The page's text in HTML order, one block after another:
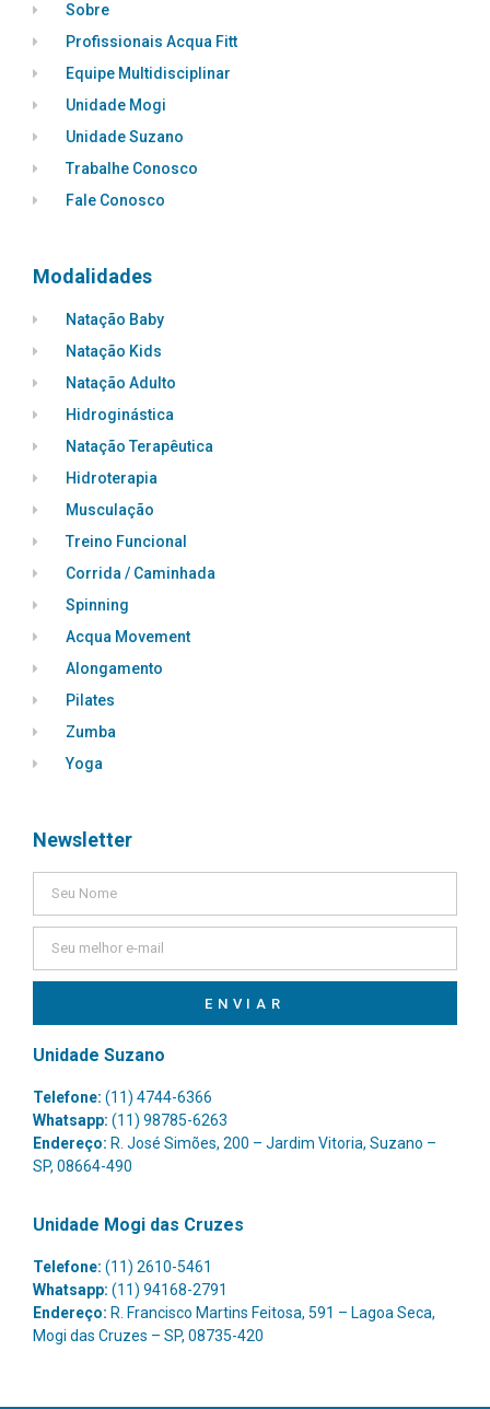
Sobre
Profissionais Acqua Fitt
Equipe Multidisciplinar
Unidade Mogi
Unidade Suzano
Trabalhe Conosco
Fale Conosco
Modalidades
Natação Baby
Natação Kids
Natação Adulto
Hidroginástica
Natação Terapêutica
Hidroterapia
Musculação
Treino Funcional
Corrida / Caminhada
Spinning
Acqua Movement
Alongamento
Pilates
Zumba
Yoga
Newsletter
ENVIAR
Unidade Suzano
Telefone: (11) 4744-6366
Whatsapp: (11) 98785-6263
Endereço: R. José Simões, 200 – Jardim Vitoria, Suzano –
SP, 08664-490
Unidade Mogi das Cruzes
Telefone: (11) 2610-5461
Whatsapp: (11) 94168-2791
Endereço: R. Francisco Martins Feitosa, 591 – Lagoa Seca,
Mogi das Cruzes – SP, 08735-420